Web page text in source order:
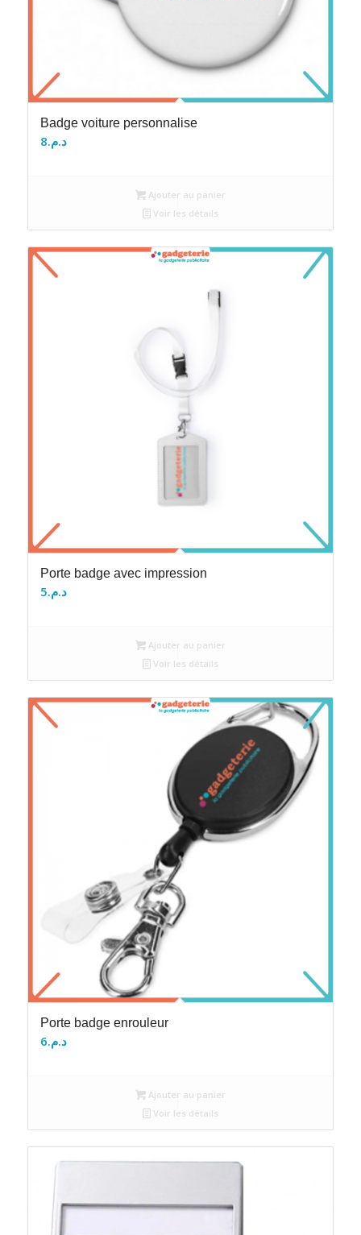
Badge voiture personnalise
د.م.8
Ajouter au panier
Voir les détails
Porte badge avec impression
د.م.5
Ajouter au panier
Voir les détails
Porte badge enrouleur
د.م.6
Ajouter au panier
Voir les détails